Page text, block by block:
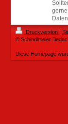
Druckversion |
© Schindlmeier
Diese Homepage